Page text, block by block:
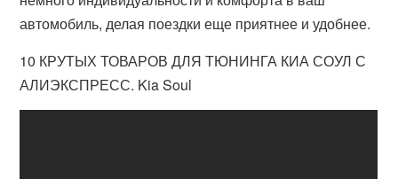
автомобиль, делая поездки еще приятнее и удобнее.
10 КРУТЫХ ТОВАРОВ ДЛЯ ТЮНИНГА КИА СОУЛ С
АЛИЭКСПРЕСС. Kia Soul